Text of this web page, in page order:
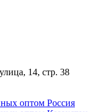
14, стр. 38
оптом Россия